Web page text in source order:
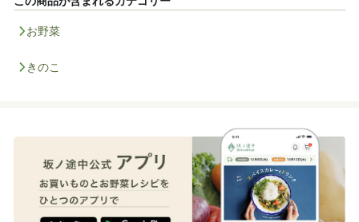
お野菜
きのこ